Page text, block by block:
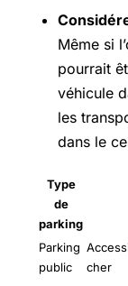
Même si
pourrait
véhicule
les
dans le
Type
de
parking
Parking
public
cher